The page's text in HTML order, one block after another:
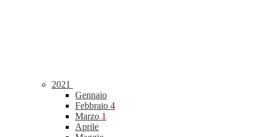
2021
Gennaio
Febbraio 4
Marzo 1
Aprile